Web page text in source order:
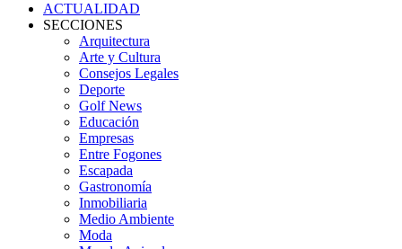
ACTUALIDAD
SECCIONES
Arquitectura
Arte y Cultura
Consejos Legales
Deporte
Golf News
Educación
Empresas
Entre Fogones
Escapada
Gastronomía
Inmobiliaria
Medio Ambiente
Moda